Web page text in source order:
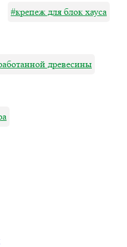
#крепеж для блок хауса
древесины